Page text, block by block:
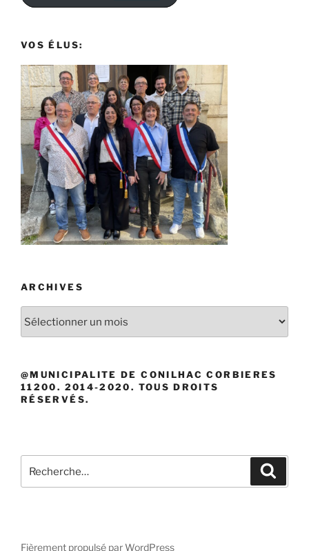
VOS ÉLUS:
ARCHIVES
@MUNICIPALITE DE CONILHAC CORBIERES
11200. 2014-2020. TOUS DROITS
RÉSERVÉS.
pour
Fièrement propulsé par WordPress